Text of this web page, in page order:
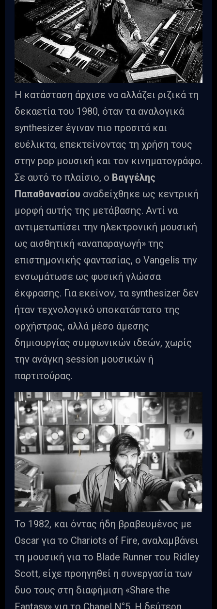
Η κατάσταση άρχισε να αλλάζει ριζικά τη
δεκαετία του 1980, όταν τα αναλογικά
synthesizer έγιναν πιο προσιτά και
ευέλικτα, επεκτείνοντας τη χρήση τους
στην pop μουσική και τον κινηματογράφο.
Σε αυτό το πλαίσιο, ο Βαγγέλης
Παπαθανασίου αναδείχθηκε ως κεντρική
μορφή αυτής της μετάβασης. Αντί να
αντιμετωπίσει την ηλεκτρονική μουσική
ως αισθητική «αναπαραγωγή» της
επιστημονικής φαντασίας, ο Vangelis την
ενσωμάτωσε ως φυσική γλώσσα
έκφρασης. Για εκείνον, τα synthesizer δεν
ήταν τεχνολογικό υποκατάστατο της
ορχήστρας, αλλά μέσο άμεσης
δημιουργίας συμφωνικών ιδεών, χωρίς
την ανάγκη session μουσικών ή
παρτιτούρας.
Το 1982, και όντας ήδη βραβευμένος με
Oscar για το Chariots of Fire, αναλαμβάνει
τη μουσική για το Blade Runner του Ridley
Scott, είχε προηγηθεί η συνεργασία των
δυο τους στη διαφήμιση «Share the